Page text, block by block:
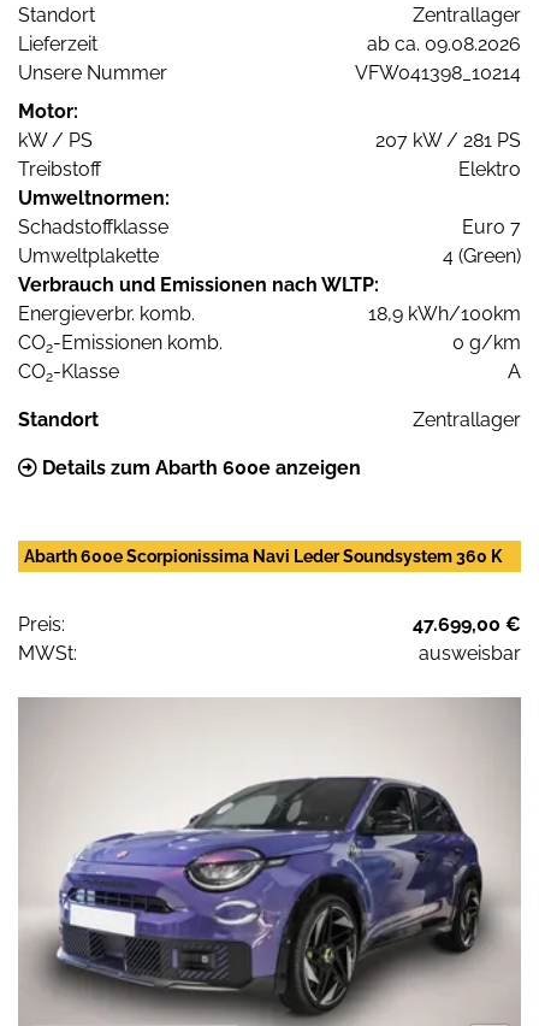
Standort
Zentrallager
Lieferzeit
ab ca. 09.08.2026
Unsere Nummer
VFW041398_10214
Motor:
kW / PS
207 kW / 281 PS
Treibstoff
Elektro
Umweltnormen:
Schadstoffklasse
Euro 7
Umweltplakette
4 (Green)
Verbrauch und Emissionen nach WLTP:
Energieverbr. komb.
18,9 kWh/100km
CO2-Emissionen komb.
0 g/km
CO2-Klasse A
Standort Zentrallager
Details zum Abarth 600e anzeigen
Abarth 600e Scorpionissima Navi Leder Soundsystem 360 K
Preis:
47.699,00 €
MWSt:
ausweisbar